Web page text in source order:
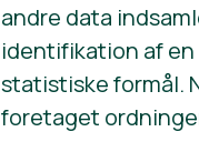
andre data
identifikation af
statistiske formål.
foretaget